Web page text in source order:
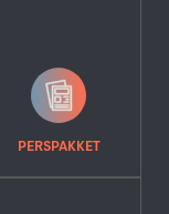
PERSPAKKET